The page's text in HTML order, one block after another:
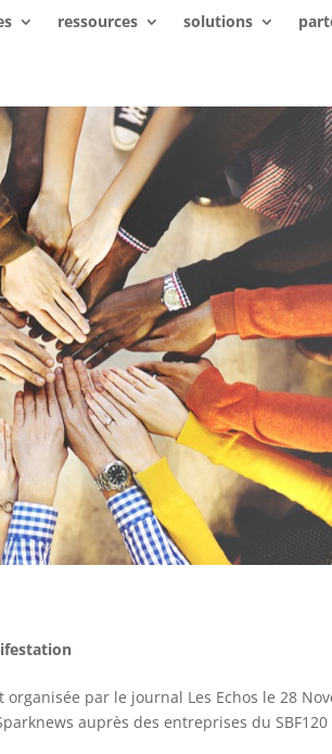
ressources solutions
par le journal Les Echos le 28
auprès des entreprises du